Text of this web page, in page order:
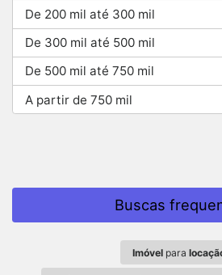
De 200 mil até 300 mil
De 300 mil até 500 mil
De 500 mil até 750 mil
A partir de 750 mil
Buscas
Imóvel para